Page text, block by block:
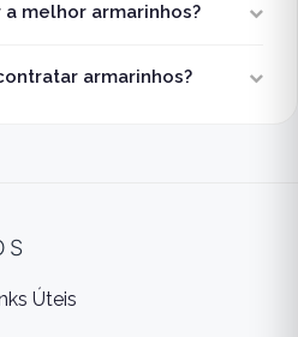
melhor armarinhos?
armarinhos?
Úteis